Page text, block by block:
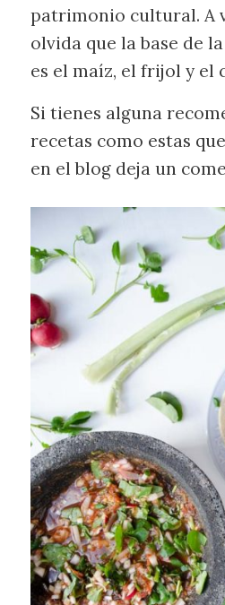
patrimonio cultural. A
olvida que la base de
es el maíz, el frijol y el
Si tienes alguna
recetas como estas
en el blog deja un